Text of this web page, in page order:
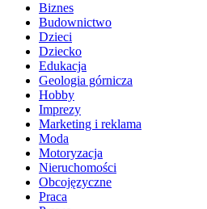
Biznes
Budownictwo
Dzieci
Dziecko
Edukacja
Geologia górnicza
Hobby
Imprezy
Marketing i reklama
Moda
Motoryzacja
Nieruchomości
Obcojęzyczne
Praca